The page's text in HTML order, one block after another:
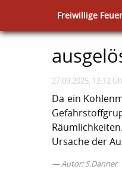
Freiwillige
27.09.2025, 12:12
Da ein
Ursache der
Autor: S.Danner